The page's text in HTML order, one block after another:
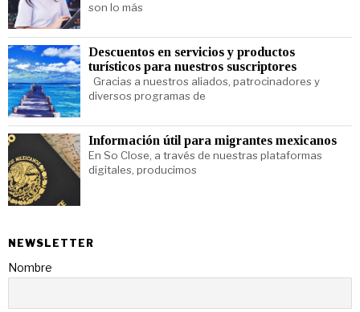
son lo más
Descuentos en servicios y productos
turísticos para nuestros suscriptores
Gracias a nuestros aliados, patrocinadores y
diversos programas de
Información útil para migrantes mexicanos
En So Close, a través de nuestras plataformas
digitales, producimos
NEWSLETTER
Nombre